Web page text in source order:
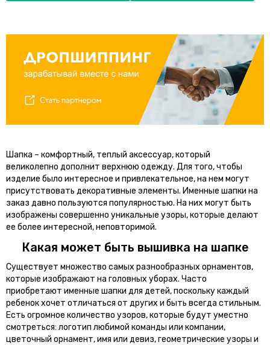
Шапка – комфортный, теплый аксессуар, который
великолепно дополнит верхнюю одежду. Для того, чтобы
изделие было интересное и привлекательное, на нем могут
присутствовать декоративные элементы. Именные шапки на
заказ давно пользуются популярностью. На них могут быть
изображены совершенно уникальные узоры, которые делают
ее более интересной, неповторимой.
Какая может быть вышивка на шапке
Существует множество самых разнообразных орнаментов,
которые изображают на головных уборах. Часто
приобретают именные шапки для детей, поскольку каждый
ребенок хочет отличаться от других и быть всегда стильным.
Есть огромное количество узоров, которые будут уместно
смотреться: логотип любимой команды или компании,
цветочный орнамент, имя или девиз, геометрические узоры и